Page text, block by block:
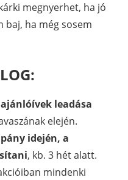
megnyerhet, ha jó
baj, ha még sosem
leadása
elején.
idején, a
, kb. 3 hét alatt.
mindenki